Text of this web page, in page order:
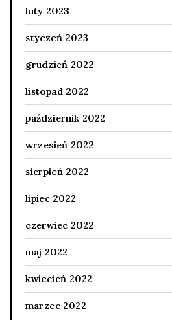
luty 2023
styczeń 2023
grudzień 2022
listopad 2022
październik 2022
wrzesień 2022
sierpień 2022
lipiec 2022
czerwiec 2022
maj 2022
kwiecień 2022
marzec 2022